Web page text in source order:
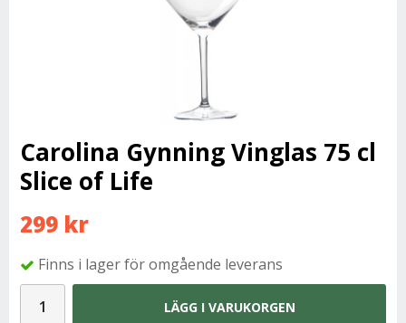
Carolina Gynning Vinglas 75 cl
Slice of Life
299 kr
Finns i lager för omgående leverans
LÄGG I VARUKORGEN